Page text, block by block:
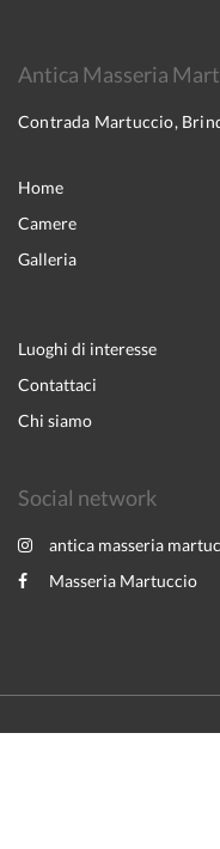
Antica Masseria
Contrada Martuccio,
Home
Camere
Galleria
Luoghi di interesse
Contattaci
Chi siamo
Social network
antica masseria
Masseria Martuccio